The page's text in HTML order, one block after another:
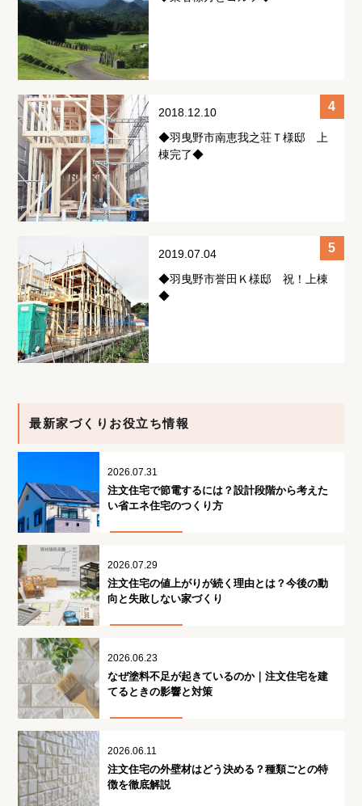
2018.12.10
◆羽曳野市南恵我之荘Ｔ様邸 上
棟完了◆
2019.07.04
◆羽曳野市誉田Ｋ様邸 祝！上棟
◆
最新家づくりお役立ち情報
2026.07.31
注文住宅で節電するには？設計段階から考えた
い省エネ住宅のつくり方
2026.07.29
注文住宅の値上がりが続く理由とは？今後の動
向と失敗しない家づくり
2026.06.23
なぜ塗料不足が起きているのか｜注文住宅を建
てるときの影響と対策
2026.06.11
注文住宅の外壁材はどう決める？種類ごとの特
徴を徹底解説